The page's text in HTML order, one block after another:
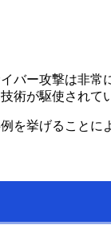
バー攻撃は非
術が駆使されて
を挙げること